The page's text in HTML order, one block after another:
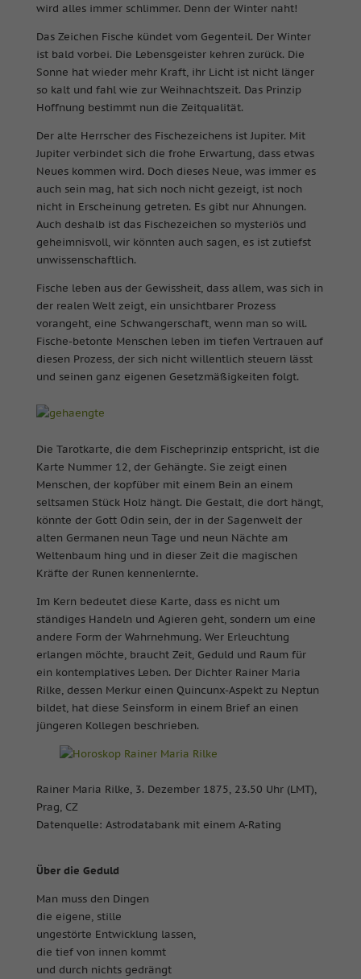
wird alles immer schlimmer. Denn der Winter naht!
Das Zeichen Fische kündet vom Gegenteil. Der Winter
ist bald vorbei. Die Lebensgeister kehren zurück. Die
Sonne hat wieder mehr Kraft, ihr Licht ist nicht länger
so kalt und fahl wie zur Weihnachtszeit. Das Prinzip
Hoffnung bestimmt nun die Zeitqualität.
Der alte Herrscher des Fischezeichens ist Jupiter. Mit
Jupiter verbindet sich die frohe Erwartung, dass etwas
Neues kommen wird. Doch dieses Neue, was immer es
auch sein mag, hat sich noch nicht gezeigt, ist noch
nicht in Erscheinung getreten. Es gibt nur Ahnungen.
Auch deshalb ist das Fischezeichen so mysteriös und
geheimnisvoll, wir könnten auch sagen, es ist zutiefst
unwissenschaftlich.
Fische leben aus der Gewissheit, dass allem, was sich in
der realen Welt zeigt, ein unsichtbarer Prozess
vorangeht, eine Schwangerschaft, wenn man so will.
Fische-betonte Menschen leben im tiefen Vertrauen auf
diesen Prozess, der sich nicht willentlich steuern lässt
und seinen ganz eigenen Gesetzmäßigkeiten folgt.
Die Tarotkarte, die dem Fischeprinzip entspricht, ist die
Karte Nummer 12, der Gehängte. Sie zeigt einen
Menschen, der kopfüber mit einem Bein an einem
seltsamen Stück Holz hängt. Die Gestalt, die dort hängt,
könnte der Gott Odin sein, der in der Sagenwelt der
alten Germanen neun Tage und neun Nächte am
Weltenbaum hing und in dieser Zeit die magischen
Kräfte der Runen kennenlernte.
Im Kern bedeutet diese Karte, dass es nicht um
ständiges Handeln und Agieren geht, sondern um eine
andere Form der Wahrnehmung. Wer Erleuchtung
erlangen möchte, braucht Zeit, Geduld und Raum für
ein kontemplatives Leben. Der Dichter Rainer Maria
Rilke, dessen Merkur einen Quincunx-Aspekt zu Neptun
bildet, hat diese Seinsform in einem Brief an einen
jüngeren Kollegen beschrieben.
Rainer Maria Rilke, 3. Dezember 1875, 23.50 Uhr (LMT),
Prag, CZ
Datenquelle: Astrodatabank mit einem A-Rating
Über die Geduld
Man muss den Dingen
die eigene, stille
ungestörte Entwicklung lassen,
die tief von innen kommt
und durch nichts gedrängt